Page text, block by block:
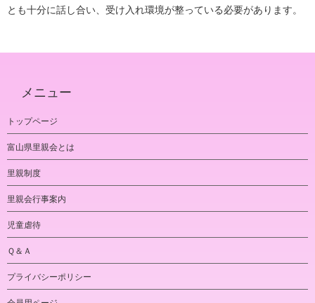
とも十分に話し合い、受け入れ環境が整っている必要があります。
メニュー
トップページ
富山県里親会とは
里親制度
里親会行事案内
児童虐待
Ｑ＆Ａ
プライバシーポリシー